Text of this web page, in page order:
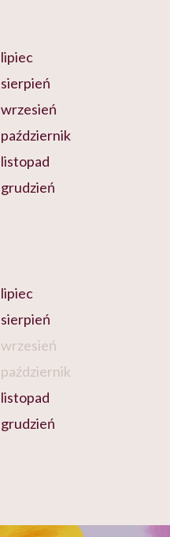
lipiec
sierpień
wrzesień
październik
listopad
grudzień
lipiec
sierpień
wrzesień
październik
listopad
grudzień